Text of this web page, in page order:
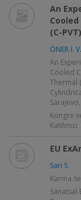
An
(C-
ÖNER İ. V.
An
Cooled
Thermal
Kongre
Katılımcı
EU
Sari S.
Karma
Sanatsal